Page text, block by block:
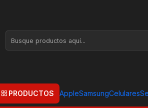
PRODUCTOS AppleSamsungCelulares